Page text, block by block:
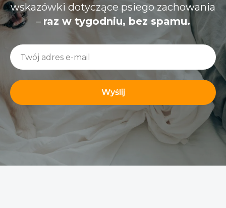
wskazówki dotyczące psiego zachowania
– raz w tygodniu, bez spamu.
Wyślij